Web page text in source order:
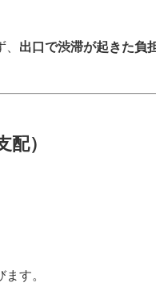
出口で渋滞が起きた負
）
す。